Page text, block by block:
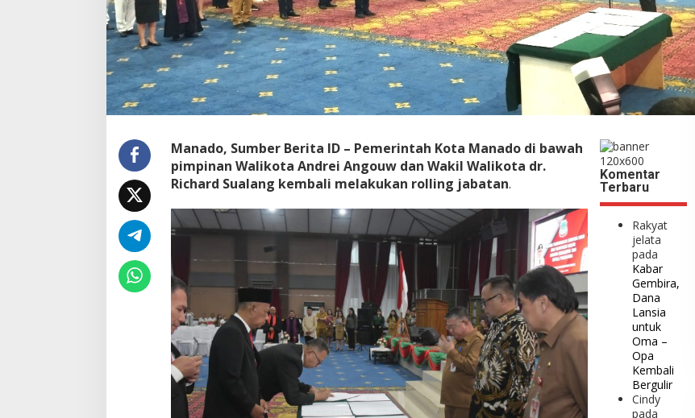
o
u
w
J
a
b
a
t
t
a
f
A
l
i
a
i
o
Manado, Sumber Berita ID – Pemerintah Kota Manado di bawah
pimpinan Walikota Andrei Angouw dan Wakil Walikota dr.
Richard Sualang kembali melakukan rolling jabatan.
Komentar
Terbaru
Rakyat
jelata
pada
Kabar
Gembira,
Dana
Lansia
untuk
Oma –
Opa
Kembali
Bergulir
Cindy
pada